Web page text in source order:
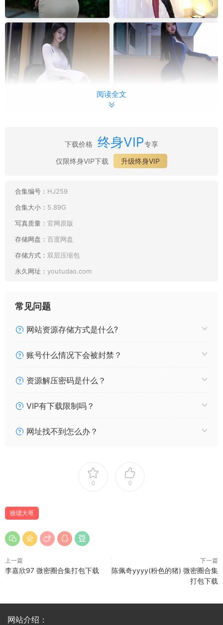
014 徐珺大哥 吊带白丝护士 [16P2.7M]
013 徐珺大哥 巨顶珺珺 [10P1.8M]
011 徐珺大哥 连体衣好紧 [10P34MB]
010 徐珺大哥 喜欢你就大胆些 [12P12MB]
009 徐珺大哥 彩虹光辉 [26P463MB]
008 徐珺大哥 部落流苏 [50P771MB]
007 徐珺大哥 自由之豹 [41P675MB]
005 徐珺大哥 蓝色异域 [20P438MB]
003 徐珺大哥 舰长提督朋友圈系列 视频 [51V230.4M]
001 徐珺大哥 舰长提督朋友圈系列 图片1 [469P124M]
阅读全文
下载价格 终身VIP专享
仅限终身VIP下载
升级终身VIP
合集编号： HJ259
合集大小： 5.89G
写真质量： 官网原版
存储网盘： 百度网盘
存储方式： 双层压缩包
永久网址： youtudao.com
常见问题
网站资源存储方式是什么?
账号什么情况下会被封禁？
资源解压密码是什么？
VIP有下载限制吗？
网址找不到怎么办？
0 0
徐珺大哥
上一篇
李嘉欣97 微密圈合集打包下载
下一篇
陈佩奇yyyy(粉色的猪) 微密圈合集
打包下载
网站介绍：